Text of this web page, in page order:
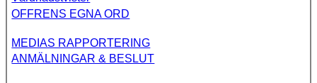
OFFRENS EGNA ORD
MEDIAS RAPPORTERING
ANMÄLNINGAR & BESLUT